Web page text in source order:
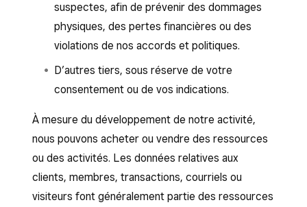
suspectes, afin de prévenir des dommages
physiques, des pertes financières ou des
violations de nos accords et politiques.
D’autres tiers, sous réserve de votre
consentement ou de vos indications.
À mesure du développement de notre activité,
nous pouvons acheter ou vendre des ressources
ou des activités. Les données relatives aux
clients, membres, transactions, courriels ou
visiteurs font généralement partie des ressources